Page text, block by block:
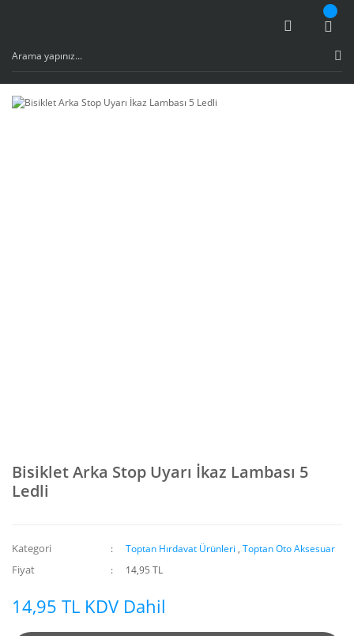
Bisiklet Arka Stop Uyarı İkaz Lambası 5
Ledli
Kategori Toptan Hırdavat Ürünleri ,Toptan Oto Aksesuar
Fiyat 14,95 TL
14,95 TL KDV Dahil